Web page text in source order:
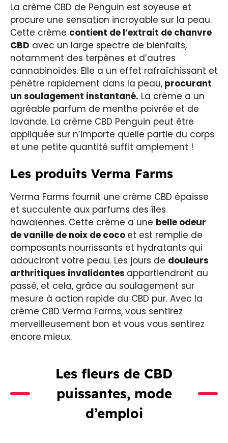
La crème CBD de Penguin est soyeuse et
procure une sensation incroyable sur la peau.
Cette crème contient de l’extrait de chanvre
CBD avec un large spectre de bienfaits,
notamment des terpènes et d’autres
cannabinoïdes. Elle a un effet rafraîchissant et
pénètre rapidement dans la peau, procurant
un soulagement instantané. La crème a un
agréable parfum de menthe poivrée et de
lavande. La crème CBD Penguin peut être
appliquée sur n’importe quelle partie du corps
et une petite quantité suffit amplement !
Les produits Verma Farms
Verma Farms fournit une crème CBD épaisse
et succulente aux parfums des îles
hawaïennes. Cette crème a une belle odeur
de vanille de noix de coco et est remplie de
composants nourrissants et hydratants qui
adouciront votre peau. Les jours de douleurs
arthritiques invalidantes appartiendront au
passé, et cela, grâce au soulagement sur
mesure à action rapide du CBD pur. Avec la
crème CBD Verma Farms, vous sentirez
merveilleusement bon et vous vous sentirez
encore mieux.
Les fleurs de CBD
puissantes, mode
d’emploi